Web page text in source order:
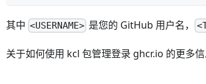
其中 <USERNAME> 是您的 GitHub 用户名，
关于如何使用 kcl 包管理登录 ghcr.io 的更多